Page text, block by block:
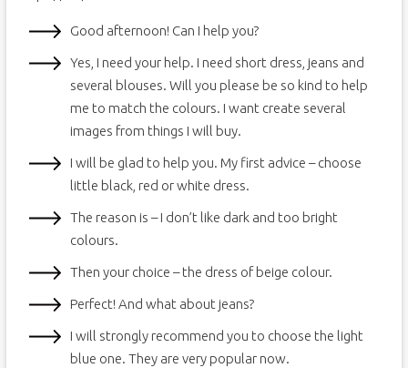
Good afternoon! Can I help you?
Yes, I need your help. I need short dress, jeans and
several blouses. Will you please be so kind to help
me to match the colours. I want create several
images from things I will buy.
I will be glad to help you. My first advice – choose
little black, red or white dress.
The reason is – I don’t like dark and too bright
colours.
Then your choice – the dress of beige colour.
Perfect! And what about jeans?
I will strongly recommend you to choose the light
blue one. They are very popular now.